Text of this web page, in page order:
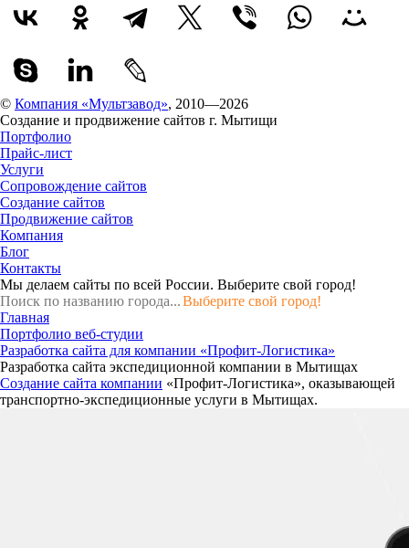
© Компания «Мультзавод», 2010—2026
Создание и продвижение сайтов г. Мытищи
Портфолио
Прайс-лист
Услуги
Сопровождение сайтов
Создание сайтов
Продвижение сайтов
Компания
Блог
Контакты
Мы делаем сайты по всей России. Выберите свой город!
Выберите свой город!
Главная
Портфолио веб-студии
Разработка сайта для компании «Профит-Логистика»
Разработка сайта экспедиционной компании в Мытищах
Создание сайта компании «Профит-Логистика», оказывающей
транспортно-экспедиционные услуги в Мытищах.